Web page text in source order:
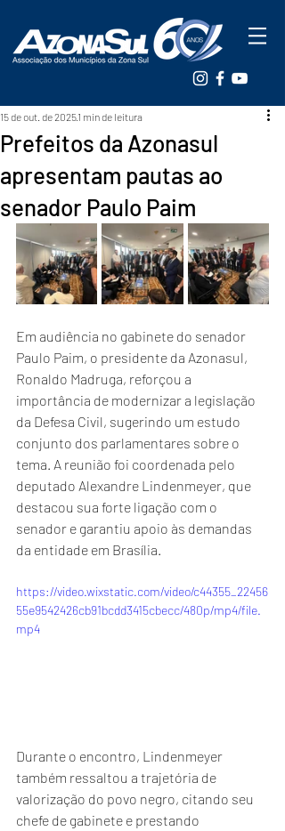
Prefeitos da Azonasul
apresentam pautas ao
senador Paulo Paim
15 de out. de 20251 min de leitura
Em audiência no gabinete do senador
Paulo Paim, o presidente da Azonasul,
Ronaldo Madruga, reforçou a
importância de modernizar a legislação
da Defesa Civil, sugerindo um estudo
conjunto dos parlamentares sobre o
tema. A reunião foi coordenada pelo
deputado Alexandre Lindenmeyer, que
destacou sua forte ligação com o
senador e garantiu apoio às demandas
da entidade em Brasília.
https://video.wixstatic.com/video/c44355_22456
55e9542426cb91bcdd3415cbecc/480p/mp4/file.
mp4
Durante o encontro, Lindenmeyer
também ressaltou a trajetória de
valorização do povo negro, citando seu
chefe de gabinete e prestando